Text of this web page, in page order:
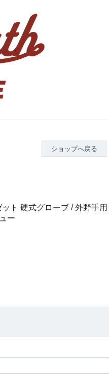
ショップへ戻る
ト 硬式グローブ / 外野手用
ー